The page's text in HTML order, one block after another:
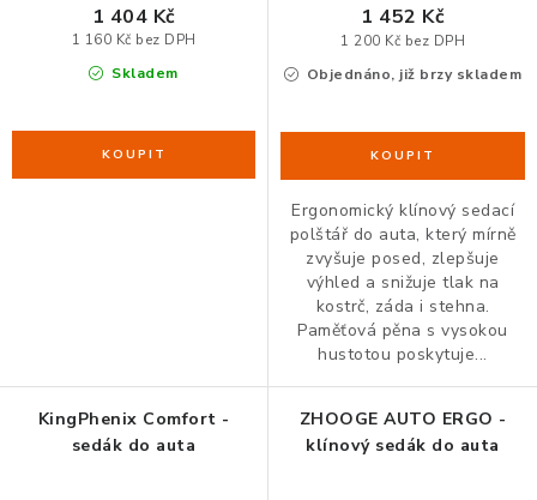
Skladem
1 160 Kč bez DPH
1 404 Kč
Objednáno, již brzy skladem
1 200 Kč bez DPH
1 452 Kč
Ergonomický klínový sedací
polštář do auta, který mírně
zvyšuje posed, zlepšuje
výhled a snižuje tlak na
kostrč, záda i stehna.
Paměťová pěna s vysokou
hustotou poskytuje...
KingPhenix Comfort -
sedák do auta
ZHOOGE AUTO ERGO -
klínový sedák do auta